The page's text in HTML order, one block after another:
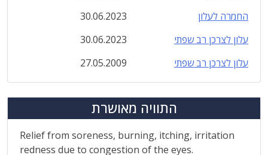
החמרה לעלון
30.06.2023
עלון לצרכן רב שפתי
30.06.2023
עלון לצרכן רב שפתי
27.05.2009
התוויה מאושרת
Relief from soreness, burning, itching, irritation
redness due to congestion of the eyes.